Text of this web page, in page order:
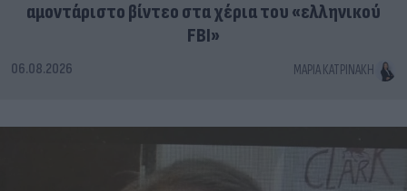
αμοντάριστο βίντεο στα χέρια του «ελληνικού
FBI»
06.08.2026 ΜΑΡΊΑ ΚΑΤΡΙΝΆΚΗ